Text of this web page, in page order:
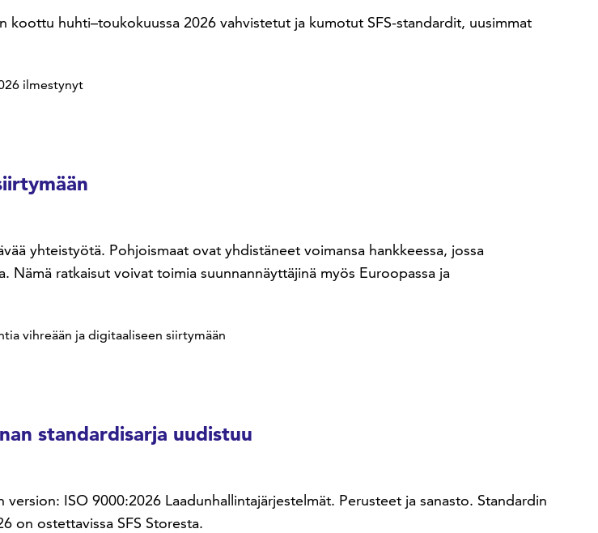
huhti–toukokuussa 2026 vahvistetut ja kumotut SFS-standardit, uusimmat
ilmestynyt
yhteistyötä. Pohjoismaat ovat yhdistäneet voimansa hankkeessa, jossa
ratkaisut voivat toimia suunnannäyttäjinä myös Euroopassa ja
vihreään ja digitaaliseen siirtymään
standardisarja uudistuu
ISO 9000:2026 Laadunhallintajärjestelmät. Perusteet ja sanasto. Standardin
on ostettavissa SFS Storesta.